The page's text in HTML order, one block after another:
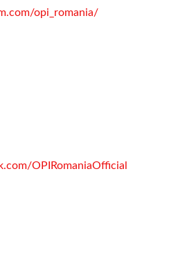
opi_romania/
OPIRomaniaOfficial